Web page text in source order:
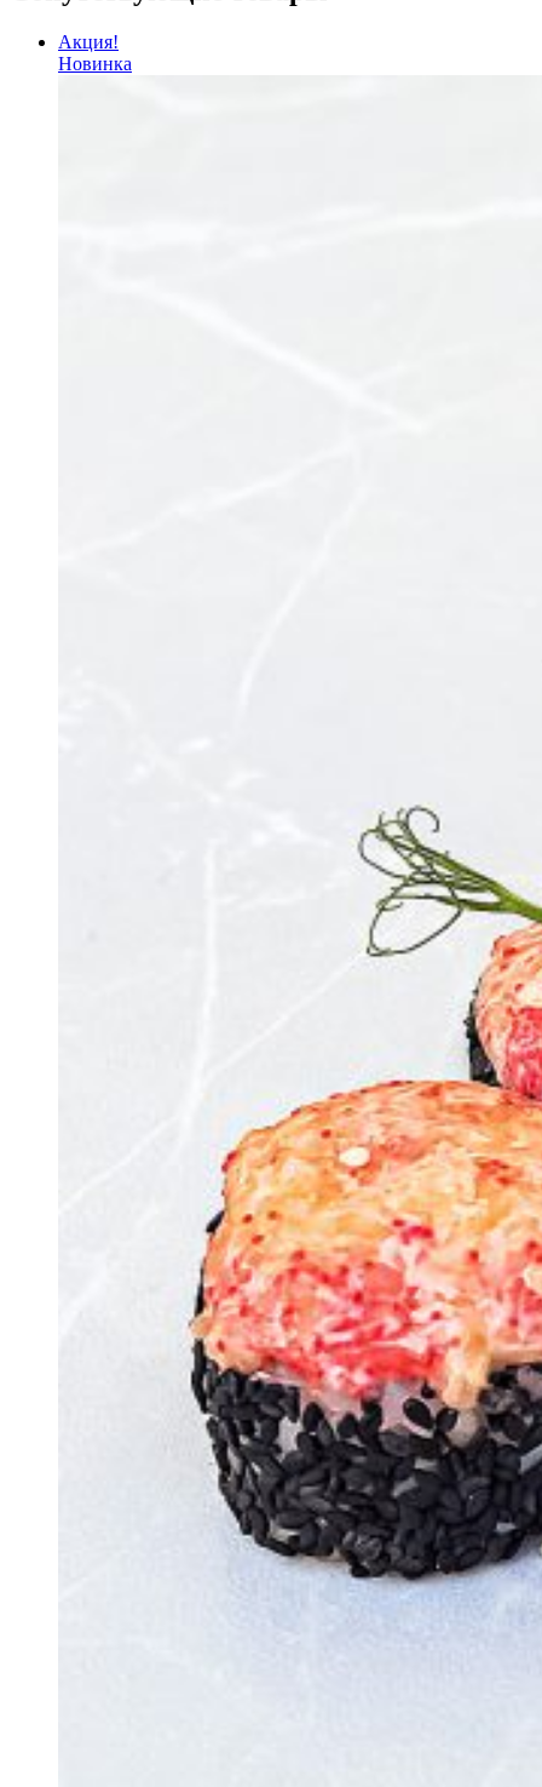
Акция!
Новинка